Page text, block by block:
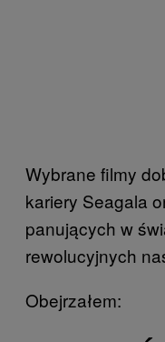
Wybrane filmy
kariery Seagala
panujących w
rewolucyjnych
Obejrzałem: